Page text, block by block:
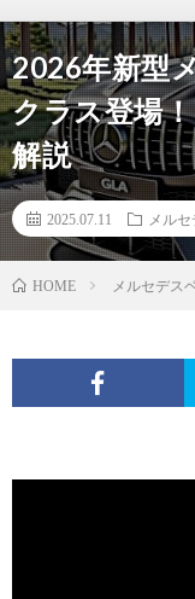
2026年新型
クラス登場
解説
2025.07.11 メル
HOME メルセデス